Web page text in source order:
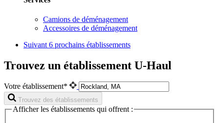
Camions de déménagement
Accessoires de déménagement
Suivant 6 prochains établissements
Trouvez un établissement U-Haul
Votre établissement*
Trouvez des établissements
Afficher les établissements qui offrent :